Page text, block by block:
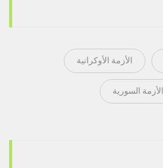
الأزمة الأوكرانية
الأزمة السورية